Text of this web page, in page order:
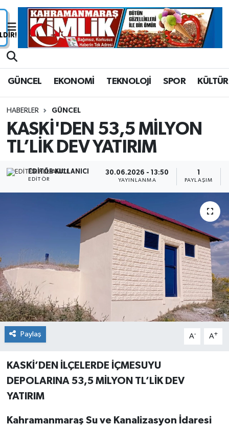
GÜNCEL EKONOMİ TEKNOLOJİ SPOR KÜLTÜR
HABERLER GÜNCEL
KASKİ'DEN 53,5 MİLYON
TL’LİK DEV YATIRIM
EDITÖR KULLANICI
EDITÖR
30.06.2026 - 13:50
YAYINLANMA PAYLAŞIM
Paylaş A- A+
KASKİ’DEN İLÇELERDE İÇMESUYU
DEPOLARINA 53,5 MİLYON TL’LİK DEV
YATIRIM
Kahramanmaraş Su ve Kanalizasyon İdaresi
Nöbetçi Eczaneler
Trafik Durumu
Süper Lig Puan Durumu ve Fikstür
Tüm Manşetler
Son Dakika Haberleri
Haber Arşivi